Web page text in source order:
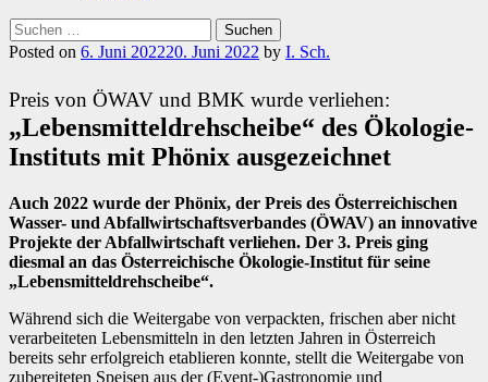
Suchen
nach:
Posted on 6. Juni 202220. Juni 2022 by I. Sch.
Preis von ÖWAV und BMK wurde verliehen:
„Lebensmitteldrehscheibe“ des Ökologie-
Instituts mit Phönix ausgezeichnet
Auch 2022 wurde der Phönix, der Preis des Österreichischen
Wasser- und Abfallwirtschaftsverbandes (ÖWAV) an innovative
Projekte der Abfallwirtschaft verliehen. Der 3. Preis ging
diesmal an das Österreichische Ökologie-Institut für seine
„Lebensmitteldrehscheibe“.
Während sich die Weitergabe von verpackten, frischen aber nicht
verarbeiteten Lebensmitteln in den letzten Jahren in Österreich
bereits sehr erfolgreich etablieren konnte, stellt die Weitergabe von
zubereiteten Speisen aus der (Event-)Gastronomie und